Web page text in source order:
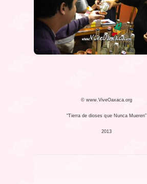
© www.ViveOaxaca.org
“Tierra de dioses que Nunca Mueren”
2013